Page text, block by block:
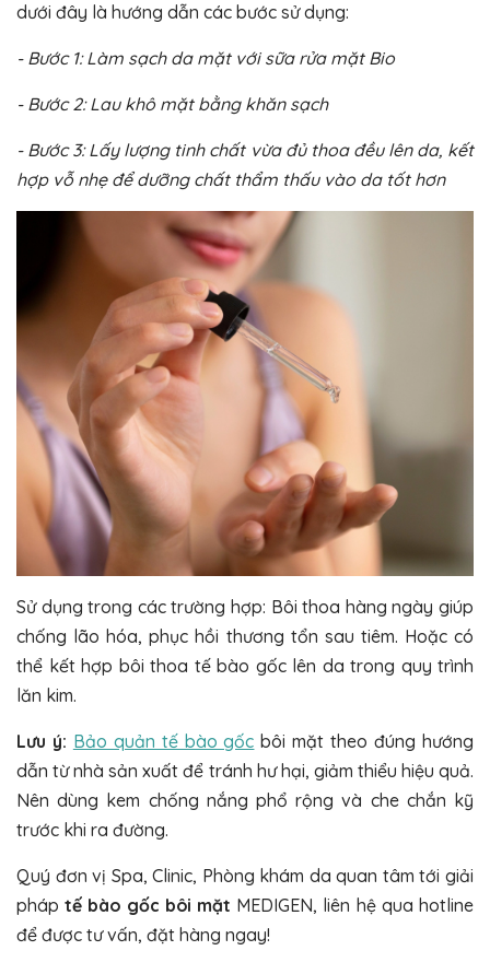
dưới đây là hướng dẫn các bước sử dụng:
- Bước 1: Làm sạch da mặt với sữa rửa mặt Bio
- Bước 2: Lau khô mặt bằng khăn sạch
- Bước 3: Lấy lượng tinh chất vừa đủ thoa đều lên da, kết
hợp vỗ nhẹ để dưỡng chất thẩm thấu vào da tốt hơn
Sử dụng trong các trường hợp: Bôi thoa hàng ngày giúp
chống lão hóa, phục hồi thương tổn sau tiêm. Hoặc có
thể kết hợp bôi thoa tế bào gốc lên da trong quy trình
lăn kim.
Lưu ý: Bảo quản tế bào gốc bôi mặt theo đúng hướng
dẫn từ nhà sản xuất để tránh hư hại, giảm thiểu hiệu quả.
Nên dùng kem chống nắng phổ rộng và che chắn kỹ
trước khi ra đường.
Quý đơn vị Spa, Clinic, Phòng khám da quan tâm tới giải
pháptế bào gốc bôi mặt MEDIGEN, liên hệ qua hotline
để được tư vấn, đặt hàng ngay!